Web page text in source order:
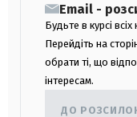
Email -
Будьте в курсі
Перейдіть на
обрати ті, що
інтересам.
ДО